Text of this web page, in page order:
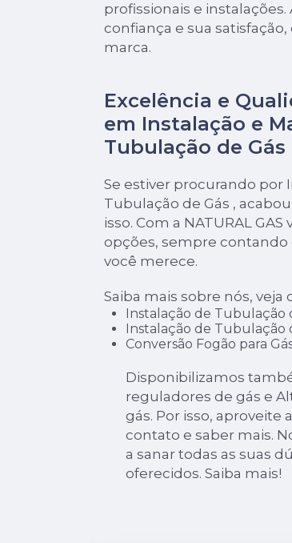
profissionais e
confiança e sua
marca.
Excelência e
em Instalação e
Tubulação de Gás
Se estiver procurando por
Tubulação de Gás ,
isso. Com a NATURAL
opções, sempre
você merece.
Saiba mais sobre nós, veja
Instalação de Tubulação
Instalação de Tubulação
Conversão Fogão para
Disponibilizamos
reguladores de gás e
gás. Por isso, aproveite
contato e saber mais.
a sanar todas as suas
oferecidos. Saiba mais!